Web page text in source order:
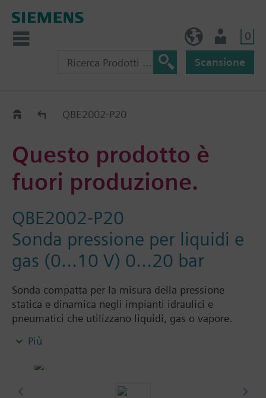
0
Scansione
Old2NewQBE2002-P20
Questo prodotto è
fuori produzione.
QBE2002-P20
Sonda pressione per liquidi e
gas (0...10 V) 0...20 bar
Sonda compatta per la misura della pressione
statica e dinamica negli impianti idraulici e
pneumatici che utilizzano liquidi, gas o vapore.
ceramico, stabilità alle alte temperature, alta
Più